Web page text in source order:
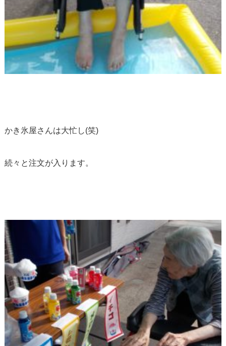
かき氷屋さんは大忙し(笑)
続々と注文が入ります。